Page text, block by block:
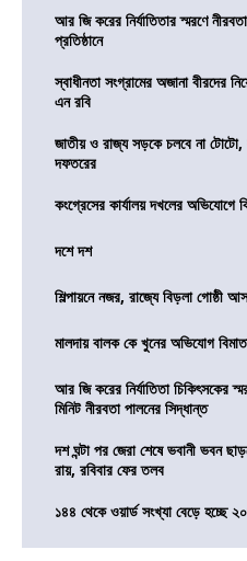
আর জি করের নির্যাতিতার স্মরণে
প্রতিষ্ঠানে
স্বাধীনতা সংগ্রামের অজানা বীরদের
এন রবি
জাতীয় ও রাজ্য সড়কে চলবে না টোটো,
দফতরের
কংগ্রেসের কার্যালয় দখলের অভিযোগে
দশে দশ
শিল্পায়নে নজর, রাজ্যে বিড়লা গোষ্ঠী
মালদায় বালক কে খুনের অভিযোগ
আর জি করের নির্যাতিতা চিকিৎসকের
মিনিট নীরবতা পালনের সিদ্ধান্ত
দশ ঘন্টা পর জেরা শেষে ভবানী ভবন
রায়, রবিবার ফের তলব
১৪৪ থেকে ওয়ার্ড সংখ্যা বেড়ে হচ্ছে